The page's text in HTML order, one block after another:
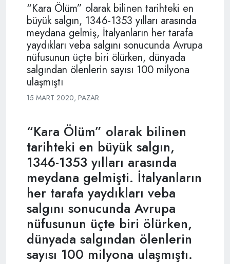
“Kara Ölüm” olarak bilinen tarihteki en
büyük salgın, 1346-1353 yılları arasında
meydana gelmiş, İtalyanların her tarafa
yaydıkları veba salgını sonucunda Avrupa
nüfusunun üçte biri ölürken, dünyada
salgından ölenlerin sayısı 100 milyona
ulaşmıştı
15 MART 2020, PAZAR
“Kara Ölüm” olarak bilinen
tarihteki en büyük salgın,
1346-1353 yılları arasında
meydana gelmişti. İtalyanların
her tarafa yaydıkları veba
salgını sonucunda Avrupa
nüfusunun üçte biri ölürken,
dünyada salgından ölenlerin
sayısı 100 milyona ulaşmıştı.